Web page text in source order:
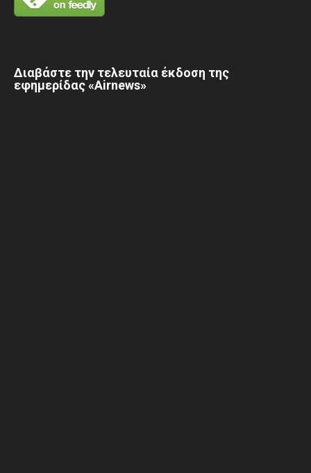
Διαβάστε την τελευταία έκδοση της
εφημερίδας «Airnews»